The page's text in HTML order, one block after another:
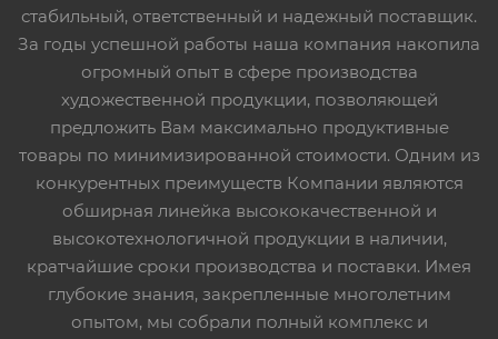
стабильный, ответственный и надежный поставщик.
За годы успешной работы наша компания накопила
огромный опыт в сфере производства
художественной продукции, позволяющей
предложить Вам максимально продуктивные
товары по минимизированной стоимости. Одним из
конкурентных преимуществ Компании являются
обширная линейка высококачественной и
высокотехнологичной продукции в наличии,
кратчайшие сроки производства и поставки. Имея
глубокие знания, закрепленные многолетним
опытом, мы собрали полный комплекс и